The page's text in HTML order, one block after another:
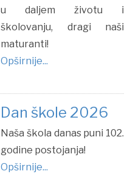
u daljem životu i
školovanju, dragi naši
maturanti!
Opširnije...
Dan škole 2026
Naša škola danas puni 102.
godine postojanja!
Opširnije...